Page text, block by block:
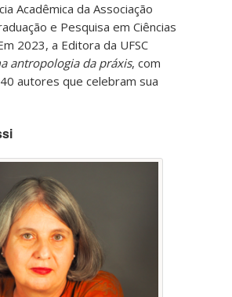
Acadêmica da Associação
e Pesquisa em Ciências
2023, a Editora da UFSC
antropologia da práxis, com
autores que celebram sua